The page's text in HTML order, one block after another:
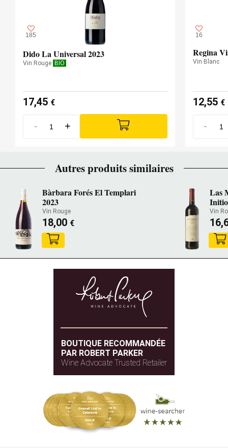
185
Dido La Universal 2023
Vin Rouge BIO
17,45 €
- +
16
Regina
Vin Blanc
12,55 €
-
Autres produits similaires
Bàrbara Forés El Templari
2023
Vin Rouge
18,00 €
Las
Vin
BOUTIQUE RECOMMANDÉE
PAR ROBERT PARKER
Wine Advocate Trusted Retailer